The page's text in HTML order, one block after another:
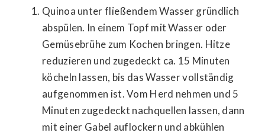
Quinoa unter fließendem Wasser gründlich
abspülen. In einem Topf mit Wasser oder
Gemüsebrühe zum Kochen bringen. Hitze
reduzieren und zugedeckt ca. 15 Minuten
köcheln lassen, bis das Wasser vollständig
aufgenommen ist. Vom Herd nehmen und 5
Minuten zugedeckt nachquellen lassen, dann
mit einer Gabel auflockern und abkühlen